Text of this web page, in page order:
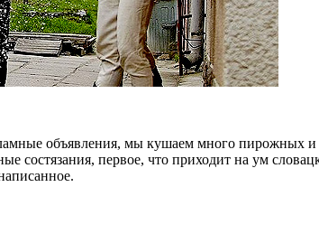
объявления, мы кушаем много пирожных и
состязания, первое, что приходит на ум